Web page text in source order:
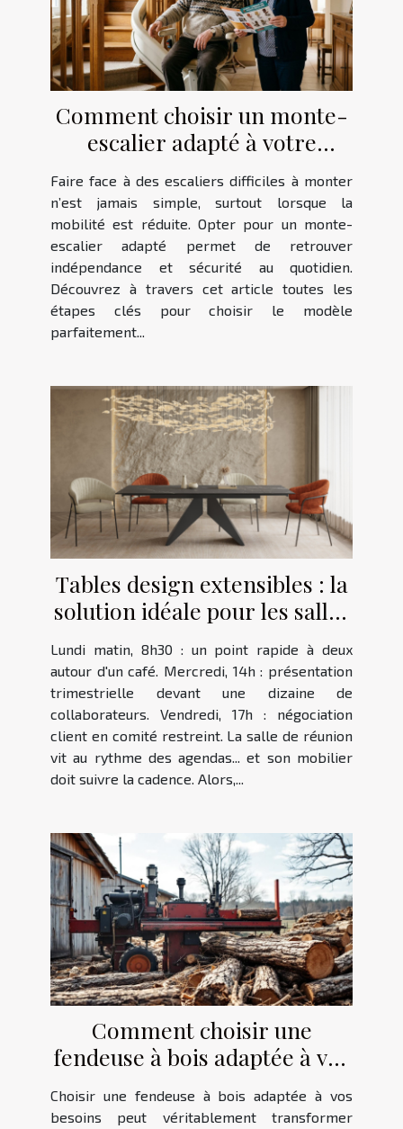
Comment choisir un monte-
escalier adapté à votre
maison ?
Faire face à des escaliers difficiles à monter
n’est jamais simple, surtout lorsque la
mobilité est réduite. Opter pour un monte-
escalier adapté permet de retrouver
indépendance et sécurité au quotidien.
Découvrez à travers cet article toutes les
étapes clés pour choisir le modèle
parfaitement...
Tables design extensibles : la
solution idéale pour les salles
Lundi matin, 8h30 : un point rapide à deux
autour d'un café. Mercredi, 14h : présentation
trimestrielle devant une dizaine de
collaborateurs. Vendredi, 17h : négociation
client en comité restreint. La salle de réunion
vit au rythme des agendas... et son mobilier
doit suivre la cadence. Alors,...
Comment choisir une
fendeuse à bois adaptée à vos
besoins ?
Choisir une fendeuse à bois adaptée à vos
besoins peut véritablement transformer